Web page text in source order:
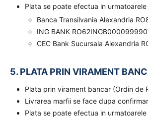
Plata se poate efectua in
Banca Transilvania Alexandria
ING BANK
CEC Bank Sucursala Alexandria
5. PLATA PRIN VIRAMENT
Plata prin virament bancar (Ordin de
Livrarea marfii se face dupa
Plata se poate efectua in